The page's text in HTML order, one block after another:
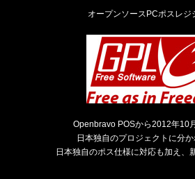
オープンソースPCポスレジ
Openbravo POSから2012年10
日本独自のプロジェクトに分か
日本独自のポス仕様に対応も加え、